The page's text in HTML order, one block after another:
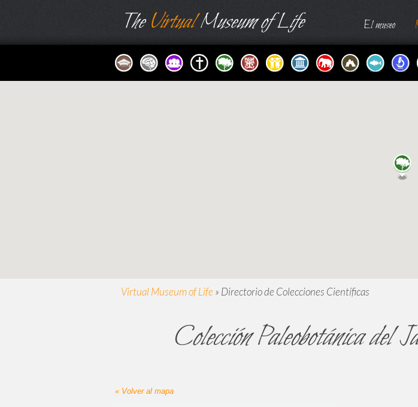
TheVirtualMuseum of Life El museo
Virtual Museum of Life » Directorio de Colecciones Científicas
Colección Paleobotánica del
« Volver al mapa